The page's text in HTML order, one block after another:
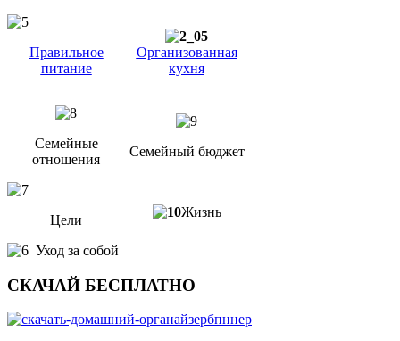
Правильное
питание
Организованная
кухня
Семейные
отношения
Семейный бюджет
Цели
Жизнь
Уход за собой
СКАЧАЙ БЕСПЛАТНО